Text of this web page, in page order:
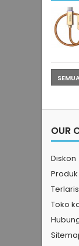
OUR
Diskon
Terlaris
Toko